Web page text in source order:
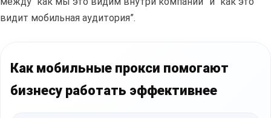
видит мобильная аудитория”.
Как мобильные прокси помогают
бизнесу работать эффективнее